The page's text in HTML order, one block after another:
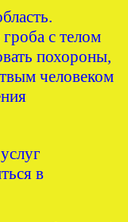
с телом
похороны,
человеком
в